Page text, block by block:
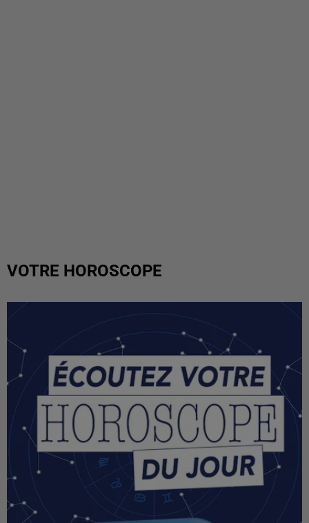
VOTRE HOROSCOPE